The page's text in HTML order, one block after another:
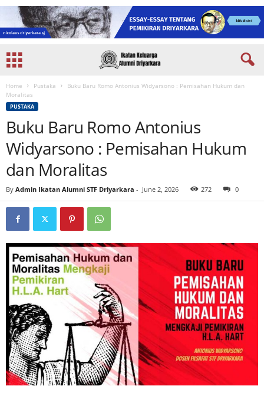
Home Pustaka
Buku Baru Romo Antonius Widyarsono : Pemisahan Hukum dan
Moralitas
PUSTAKA
Buku Baru Romo Antonius
Widyarsono : Pemisahan Hukum
dan Moralitas
By Admin Ikatan Alumni STF Driyarkara - June 2, 2026 272 0